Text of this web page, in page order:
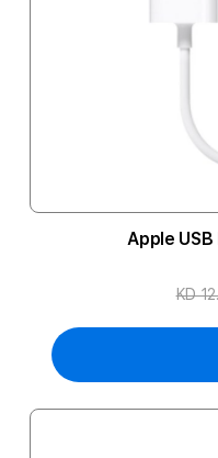
Apple
KD